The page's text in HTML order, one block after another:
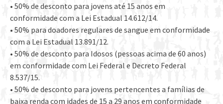
• 50% de desconto para jovens até 15 anos em
conformidade com a Lei Estadual 14.612/14.
• 50% para doadores regulares de sangue em conformidade
com a Lei Estadual 13.891/12.
• 50% de desconto para Idosos (pessoas acima de 60 anos)
em conformidade com Lei Federal e Decreto Federal
8.537/15.
• 50% de desconto para jovens pertencentes a famílias de
baixa renda com idades de 15 a 29 anos em conformidade